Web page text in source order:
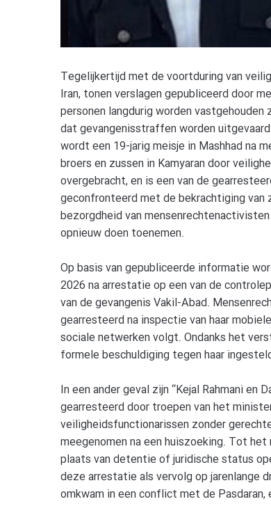
Tegelijkertijd met de voortduring van
Iran, tonen verslagen gepubliceerd door
personen langdurig worden
dat gevangenisstraffen worden
wordt een 19-jarig meisje in Mashhad na
broers en zussen in Kamyaran door
overgebracht, en is een van de
geconfronteerd met de bekrachtiging van
bezorgdheid van
opnieuw doen toenemen.
Op basis van gepubliceerde informatie
2026 na arrestatie op een van de
van de gevangenis Vakil-Abad.
gearresteerd na inspectie van haar
sociale netwerken volgt. Ondanks het
formele beschuldiging tegen haar
In een ander geval zijn “Kejal Rahmani en
gearresteerd door troepen van het
veiligheidsfunctionarissen zonder
meegenomen na een huiszoeking. Tot
plaats van detentie of juridische status
deze arrestatie als vervolg op jarenlange
omkwam in een conflict met de